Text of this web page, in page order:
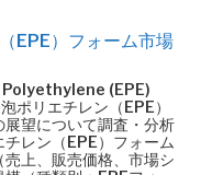
EPE）フォーム市場
(EPE)
リエチレン（EPE）
望について調査・分析
レン（EPE）フォーム
上、販売価格、市場シ